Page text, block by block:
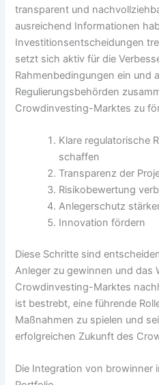
transparent und
ausreichend Informationen
Investitionsentscheidungen
setzt sich aktiv für die
Rahmenbedingungen ein und
Regulierungsbehörden
Crowdinvesting-Marktes zu
Klare regulatorische
schaffen
Transparenz der
Risikobewertung
Anlegerschutz
Innovation fördern
Diese Schritte sind
Anleger zu gewinnen und das
Crowdinvesting-Marktes
ist bestrebt, eine führende
Maßnahmen zu spielen und
erfolgreichen Zukunft des
Die Integration von browinner